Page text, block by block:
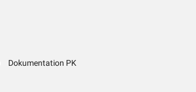
Dokumentation PK